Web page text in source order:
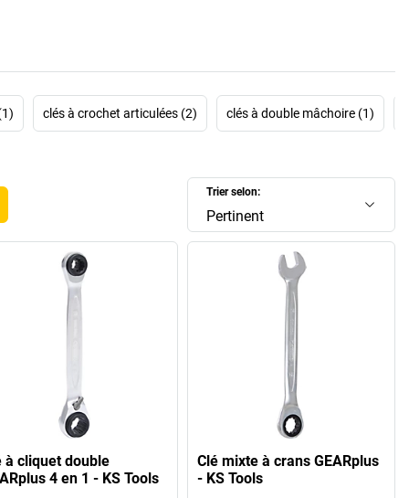
clés à crochet articulées (2) clés à double mâchoire (1)
Trier selon:
Pertinent
à cliquet double
4 en 1 - KS Tools
Clé mixte à crans GEARplus
- KS Tools